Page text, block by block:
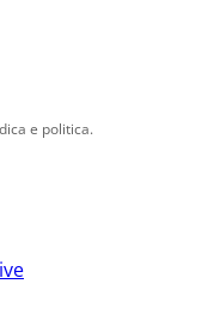
e politica.